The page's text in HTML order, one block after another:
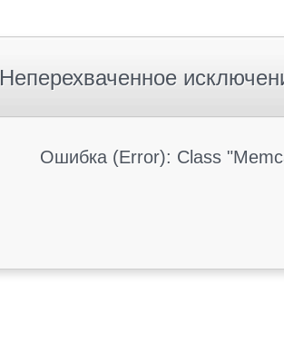
Неперехваченное
Ошибка (Error): Class